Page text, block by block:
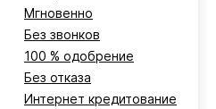
Мгновенно
Без звонков
100 % одобрение
Без отказа
Интернет кредитование